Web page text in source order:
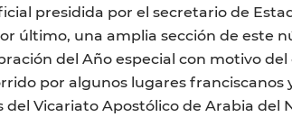
presidida por el secretario de
último, una amplia sección de este
del Año especial con motivo
por algunos lugares franciscanos
Vicariato Apostólico de Arabia del